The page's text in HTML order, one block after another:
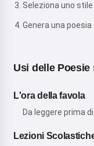
Seleziona uno
Genera una
Usi delle
L'ora della favola
Da leggere prima
Lezioni